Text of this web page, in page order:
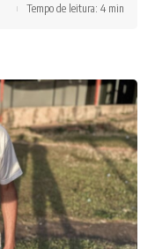
Tempo de leitura: 4 min